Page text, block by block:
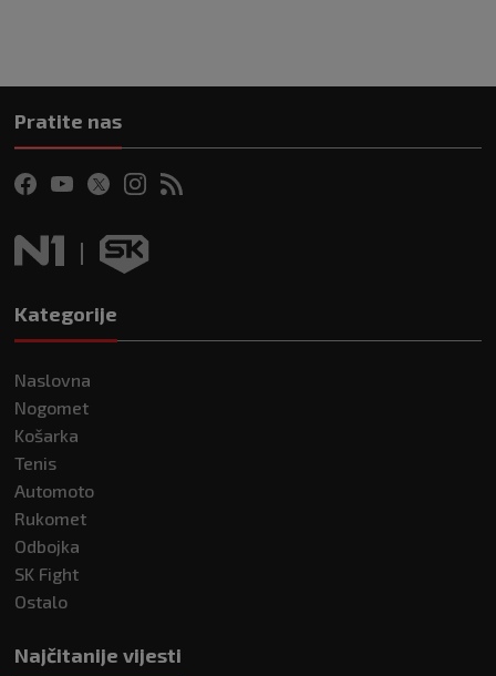
Pratite nas
Kategorije
Naslovna
Nogomet
Košarka
Tenis
Automoto
Rukomet
Odbojka
SK Fight
Ostalo
Najčitanije vijesti